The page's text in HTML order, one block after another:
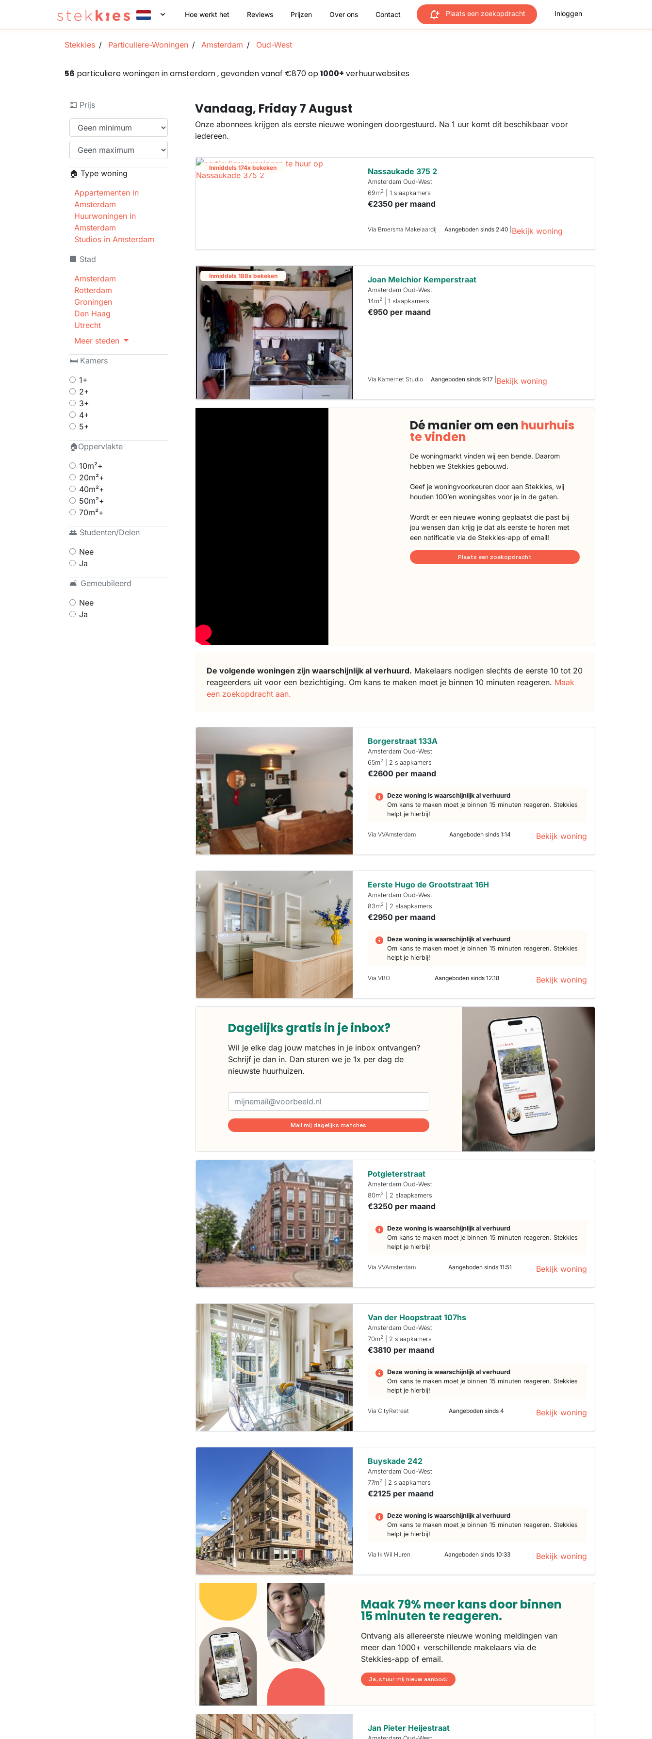
Hoe werkt het Reviews Prijzen Over ons Contact Plaats een zoekopdracht Inloggen
Stekkies Particuliere-Woningen Amsterdam Oud-West
56 particuliere woningen in amsterdam , gevonden vanaf €870 op1000+ verhuurwebsites
💵 Prijs
🏠 Type woning
Appartementen in
Amsterdam
Huurwoningen in
Amsterdam
Studios in Amsterdam
🏢 Stad
Amsterdam
Rotterdam
Groningen
Den Haag
Utrecht
Meer steden
🛏 Kamers
1+
2+
3+
4+
5+
🏠Oppervlakte
10m²+
20m²+
40m²+
50m²+
70m²+
👥 Studenten/Delen
Nee
Ja
🛋 Gemeubileerd
Nee
Ja
Vandaag, Friday 7 August
Onze abonnees krijgen als eerste nieuwe woningen doorgestuurd. Na 1 uur komt dit beschikbaar voor
iedereen.
Inmiddels 174x bekeken Nassaukade 375 2
Amsterdam Oud-West
69m2 | 1 slaapkamers
€2350 per maand
Via Broersma Makelaardij Aangeboden sinds 2:40 | Bekijk woning
Inmiddels 188x bekeken Joan Melchior Kemperstraat
Amsterdam Oud-West
14m2 | 1 slaapkamers
€950 per maand
Via Kamernet Studio Aangeboden sinds 9:17 | Bekijk woning
Dé manier om een huurhuis
te vinden
De woningmarkt vinden wij een bende. Daarom
hebben we Stekkies gebouwd.
Geef je woningvoorkeuren door aan Stekkies, wij
houden 100’en woningsites voor je in de gaten.
Wordt er een nieuwe woning geplaatst die past bij
jou wensen dan krijg je dat als eerste te horen met
een notificatie via de Stekkies-app of email!
Plaats een zoekopdracht
De volgende woningen zijn waarschijnlijk al verhuurd. Makelaars nodigen slechts de eerste 10 tot 20
reageerders uit voor een bezichtiging. Om kans te maken moet je binnen 10 minuten reageren. Maak
een zoekopdracht aan.
Borgerstraat 133A
Amsterdam Oud-West
65m2 | 2 slaapkamers
€2600 per maand
Deze woning is waarschijnlijk al verhuurd
Om kans te maken moet je binnen 15 minuten reageren. Stekkies
helpt je hierbij!
Via VVAmsterdam Aangeboden sinds 1:14 Bekijk woning
Eerste Hugo de Grootstraat 16H
Amsterdam Oud-West
83m2 | 2 slaapkamers
€2950 per maand
Deze woning is waarschijnlijk al verhuurd
Om kans te maken moet je binnen 15 minuten reageren. Stekkies
helpt je hierbij!
Via VBO Aangeboden sinds 12:18 Bekijk woning
Dagelijks gratis in je inbox?
Wil je elke dag jouw matches in je inbox ontvangen?
Schrijf je dan in. Dan sturen we je 1x per dag de
nieuwste huurhuizen.
Mail mij dagelijks matches
Potgieterstraat
Amsterdam Oud-West
80m2 | 2 slaapkamers
€3250 per maand
Deze woning is waarschijnlijk al verhuurd
Om kans te maken moet je binnen 15 minuten reageren. Stekkies
helpt je hierbij!
Via VVAmsterdam Aangeboden sinds 11:51 Bekijk woning
Van der Hoopstraat 107hs
Amsterdam Oud-West
70m2 | 2 slaapkamers
€3810 per maand
Deze woning is waarschijnlijk al verhuurd
Om kans te maken moet je binnen 15 minuten reageren. Stekkies
helpt je hierbij!
Via CityRetreat Aangeboden sinds 4 Bekijk woning
Buyskade 242
Amsterdam Oud-West
77m2 | 2 slaapkamers
€2125 per maand
Deze woning is waarschijnlijk al verhuurd
Om kans te maken moet je binnen 15 minuten reageren. Stekkies
helpt je hierbij!
Via Ik Wil Huren Aangeboden sinds 10:33 Bekijk woning
Maak 79% meer kans door binnen
15 minuten te reageren.
Ontvang als allereerste nieuwe woning meldingen van
meer dan 1000+ verschillende makelaars via de
Stekkies-app of email.
Ja, stuur mij nieuw aanbod!
Jan Pieter Heijestraat